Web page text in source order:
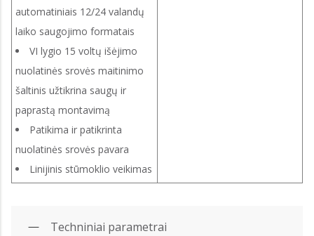
automatiniais 12/24 valandų
laiko saugojimo formatais
VI lygio 15 voltų išėjimo
nuolatinės srovės maitinimo
šaltinis užtikrina saugų ir
paprastą montavimą
Patikima ir patikrinta
nuolatinės srovės pavara
Linijinis stūmoklio veikimas
Techniniai parametrai